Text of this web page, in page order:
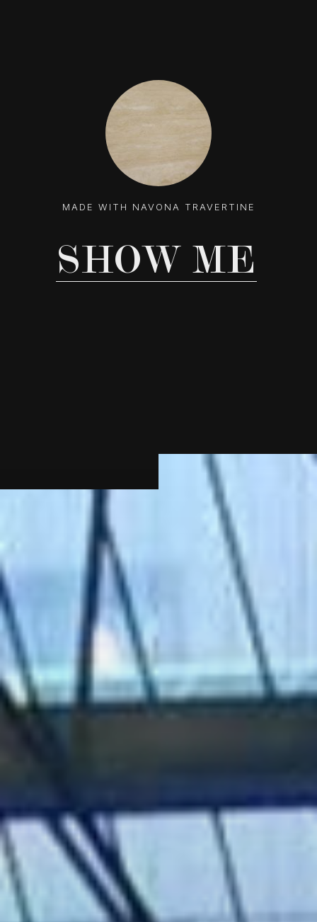
MADE WITH NAVONA TRAVERTINE
SHOW ME